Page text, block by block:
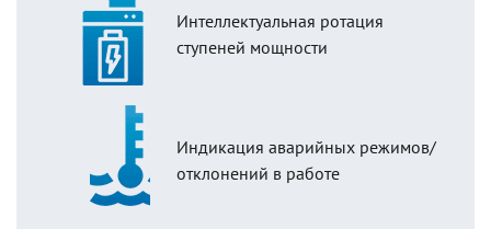
Интеллектуальная ротация
ступеней мощности
Индикация аварийных режимов/
отклонений в работе